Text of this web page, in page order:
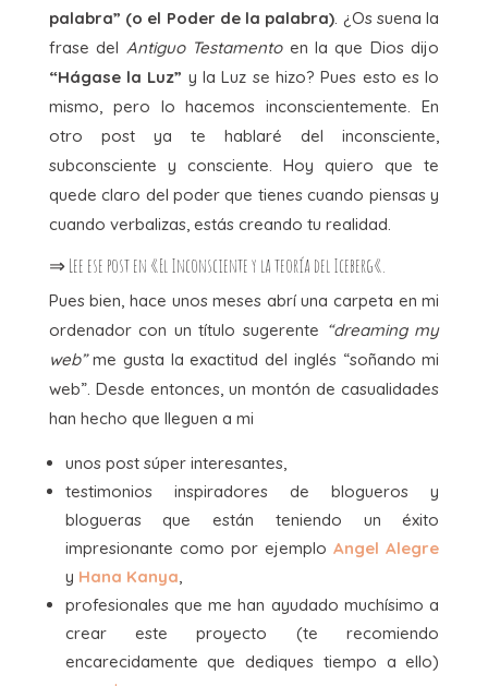
palabra” (o el Poder de la palabra). ¿Os suena la
frase del Antiguo Testamentoen la que Dios dijo
“Hágase la Luz” y la Luz se hizo? Pues esto es lo
mismo, pero lo hacemos inconscientemente. En
otro post ya te hablaré del inconsciente,
subconsciente y consciente. Hoy quiero que te
quede claro del poder que tienes cuando piensas y
cuando verbalizas, estás creando tu realidad.
⇒ Lee ese post en «El Inconsciente y la teoría del Iceberg«.
Pues bien, hace unos meses abrí una carpeta en mi
ordenador con un título sugerente “dreaming my
web”me gusta la exactitud del inglés “soñando mi
web”. Desde entonces, un montón de casualidades
han hecho que lleguen a mi
unos post súper interesantes,
testimonios inspiradores de blogueros y
blogueras que están teniendo un éxito
impresionante como por ejemploAngel Alegre
y Hana Kanya,
profesionales que me han ayudado muchísimo a
crear este proyecto (te recomiendo
encarecidamente que dediques tiempo a ello)